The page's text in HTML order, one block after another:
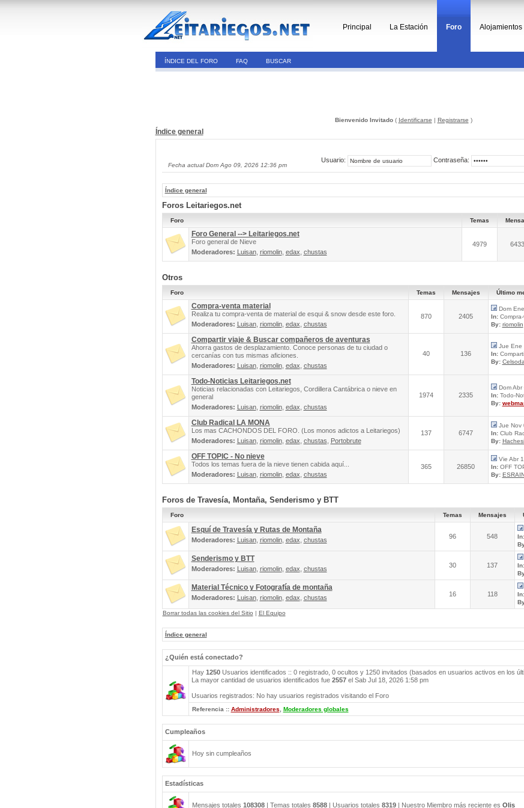
Principal La Estación Foro Alojamientos
ÍNDICE DEL FORO FAQ BUSCAR
Bienvenido Invitado( Identificarse | Registrarse )
Índice general
Fecha actual Dom Ago 09, 2026 12:36 pm
Usuario: Contraseña:
Índice general
Foros Leitariegos.net
Foro Temas
Foro General --> Leitariegos.net
Foro general de Nieve
Moderadores: Luisan, riomolin, edax chustas
4979
Otros
Foro Temas Mensajes Último
Compra-venta material
Realiza tu compra-venta de material de esqui & snow desde este foro.
Moderadores: Luisan, riomolin, edax chustas
870 2405
Dom
In:Compra-
By: riomolin
Compartir viaje & Buscar compañeros de aventuras
Ahorra gastos de desplazamiento. Conoce personas de tu ciudad o
cercanías con tus mismas aficiones.
Moderadores: Luisan, riomolin, edax chustas
40 136
Jue Ene
In:
By:
Todo-Noticias Leitariegos.net
Noticias relacionadas con Leitariegos, Cordillera Cantábrica o nieve en
general
Moderadores: Luisan, riomolin, edax chustas
1974 2335
Dom
In:Todo-
By:
Club Radical LA MONA
Los mas CACHONDOS DEL FORO. (Los monos adictos a Leitariegos)
Moderadores: Luisan, riomolin, edax chustas Portobrute
137 6747
Jue Nov
In:Club
By:
OFF TOPIC - No nieve
Todos los temas fuera de la nieve tienen cabida aquí...
Moderadores: Luisan, riomolin, edax chustas
365 26850
Vie Abr
In:OFF
By:
Foros de Travesía, Montaña, Senderismo y BTT
Foro Temas Mensajes
Esquí de Travesía y Rutas de Montaña
Moderadores: Luisan, riomolin, edax chustas 96 548
In:
Senderismo y BTT
Moderadores: Luisan, riomolin, edax chustas 30 137
In:
Material Técnico y Fotografía de montaña
Moderadores: Luisan, riomolin, edax chustas 16 118
In:
Borrar todas las cookies del Sitio | El Equipo
Índice general
¿Quién está conectado?
Hay 1250Usuarios identificados :: 0 registrado, 0 ocultos y 1250 invitados (basados en usuarios activos en los
La mayor cantidad de usuarios identificados fue 2557el Sab Jul 18, 2026 1:58 pm
Usuarios registrados: No hay usuarios registrados visitando el Foro
Referencia :: Administradores Moderadores globales
Cumpleaños
Hoy sin cumpleaños
Estadísticas
Mensajes totales 108308| Temas totales 8588| Usuarios totales 8319| Nuestro Miembro más reciente es Olis